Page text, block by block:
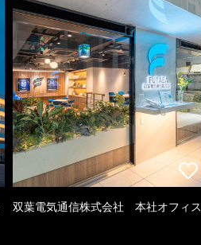
双葉電気通信株式会社 本社オフィス